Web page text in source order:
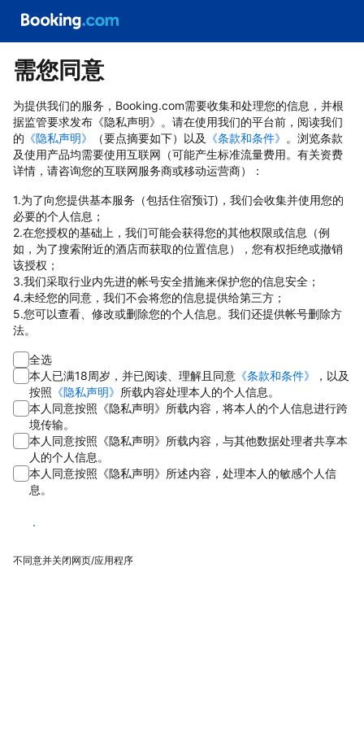
需您同意
为提供我们的服务，Booking.com需要收集和处理您的信息，并根
据监管要求发布《隐私声明》。请在使用我们的平台前，阅读我们
的 《隐私声明》 （要点摘要如下）以及 《条款和条件》 。浏览条款
及使用产品均需要使用互联网（可能产生标准流量费用。有关资费
详情，请咨询您的互联网服务商或移动运营商）：
1.为了向您提供基本服务（包括住宿预订)，我们会收集并使用您的
必要的个人信息；
2.在您授权的基础上，我们可能会获得您的其他权限或信息（例
如，为了搜索附近的酒店而获取的位置信息），您有权拒绝或撤销
该授权；
3.我们采取行业内先进的帐号安全措施来保护您的信息安全；
4.未经您的同意，我们不会将您的信息提供给第三方；
5.您可以查看、修改或删除您的个人信息。我们还提供帐号删除方
法。
全选
本人已满18周岁，并已阅读、理解且同意 《条款和条件》
，以及
按照 《隐私声明》 所载内容处理本人的个人信息。
本人同意按照《隐私声明》所载内容，将本人的个人信息进行跨
境传输。
本人同意按照《隐私声明》所载内容，与其他数据处理者共享本
人的个人信息。
本人同意按照《隐私声明》所述内容，处理本人的敏感个人信
息。
同意
不同意并关闭网页/应用程序